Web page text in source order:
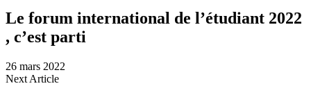
Le forum international de l’étudiant 2022
, c’est parti
26 mars 2022
Next Article